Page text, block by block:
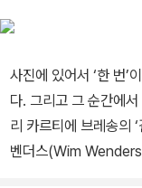
물을 예리하게 포착한
는 「파리, 텍사스」
천사의 시」(1987)로
의 이름을 선명하게
두하여 만든 「부에나
사진에 있어서 ‘한 번’이란, 정말로 오직 ‘단 한 번’의 순간
다. 그리고 그 순간에서 ‘한번은’으로 시작하는 이야기가 탄생한다. 앙
리 카르티에 브레송의 ‘
벤더스(Wim